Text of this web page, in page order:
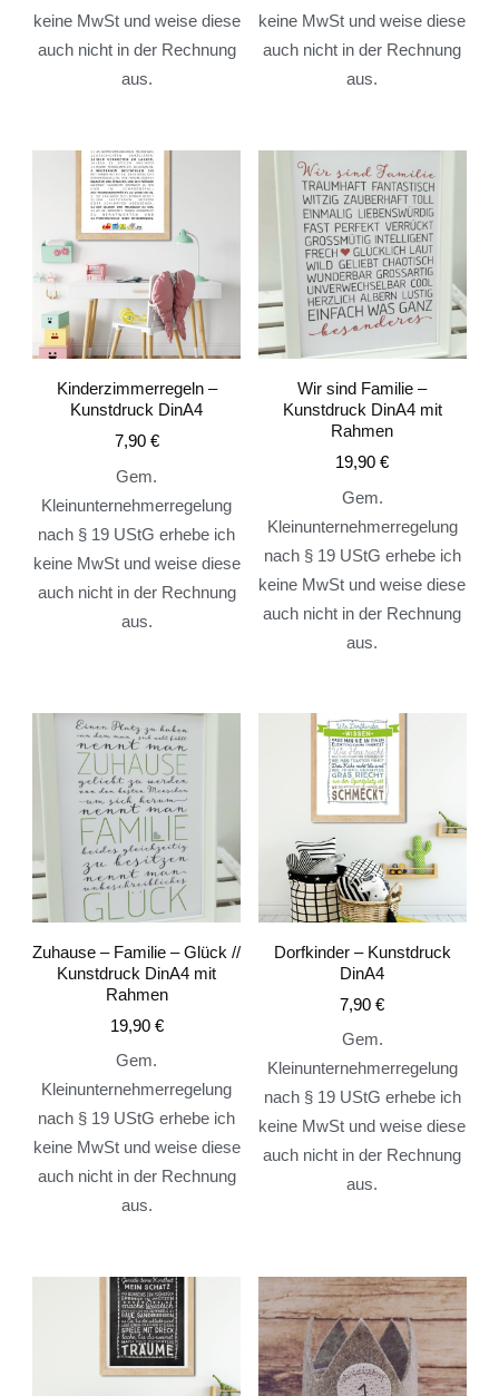
keine MwSt und weise diese
auch nicht in der Rechnung
aus.
keine MwSt und weise diese
auch nicht in der Rechnung
aus.
Kinderzimmerregeln –
Kunstdruck DinA4
7,90 €
Gem.
Kleinunternehmerregelung
nach § 19 UStG erhebe ich
keine MwSt und weise diese
auch nicht in der Rechnung
aus.
Wir sind Familie –
Kunstdruck DinA4 mit
Rahmen
19,90€
Gem.
Kleinunternehmerregelung
nach § 19 UStG erhebe ich
keine MwSt und weise diese
auch nicht in der Rechnung
aus.
Zuhause – Familie – Glück //
Kunstdruck DinA4 mit
Rahmen
19,90 €
Gem.
Kleinunternehmerregelung
nach § 19 UStG erhebe ich
keine MwSt und weise diese
auch nicht in der Rechnung
aus.
Dorfkinder – Kunstdruck
DinA4
7,90€
Gem.
Kleinunternehmerregelung
nach § 19 UStG erhebe ich
keine MwSt und weise diese
auch nicht in der Rechnung
aus.